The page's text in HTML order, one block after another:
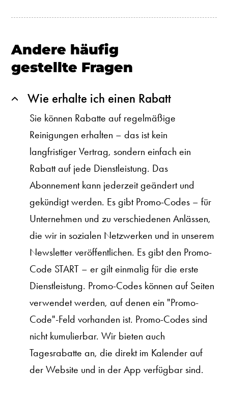
Andere häufig
gestellte Fragen
Wie erhalte ich einen Rabatt
Sie können Rabatte auf regelmäßige
Reinigungen erhalten – das ist kein
langfristiger Vertrag, sondern einfach ein
Rabatt auf jede Dienstleistung. Das
Abonnement kann jederzeit geändert und
gekündigt werden. Es gibt Promo-Codes – für
Unternehmen und zu verschiedenen Anlässen,
die wir in sozialen Netzwerken und in unserem
Newsletter veröffentlichen. Es gibt den Promo-
Code START – er gilt einmalig für die erste
Dienstleistung. Promo-Codes können auf Seiten
verwendet werden, auf denen ein "Promo-
Code"-Feld vorhanden ist. Promo-Codes sind
nicht kumulierbar. Wir bieten auch
Tagesrabatte an, die direkt im Kalender auf
der Website und in der App verfügbar sind.